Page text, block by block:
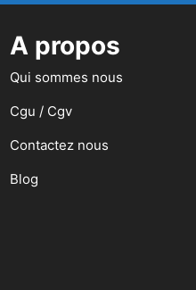
A propos
Qui sommes nous
Cgu / Cgv
Contactez nous
Blog